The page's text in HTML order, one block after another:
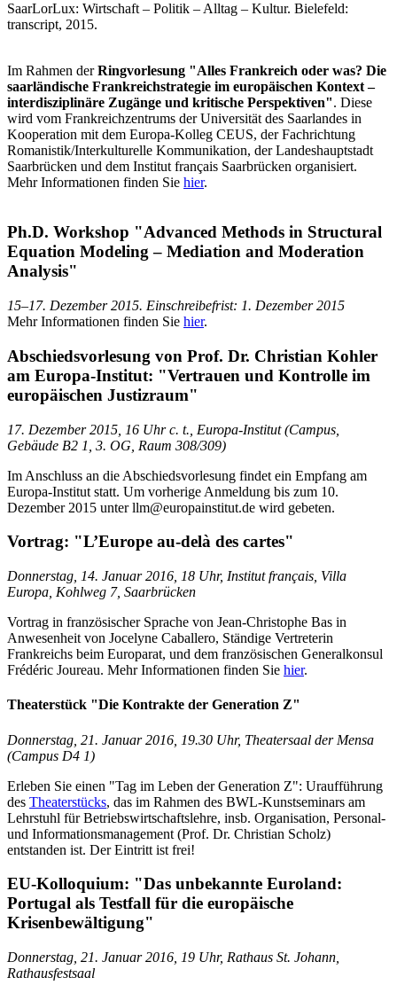
SaarLorLux: Wirtschaft – Politik – Alltag – Kultur. Bielefeld:
transcript, 2015.
Im Rahmen derRingvorlesung "Alles Frankreich oder was? Die
saarländische Frankreichstrategie im europäischen Kontext –
interdisziplinäre Zugänge und kritische Perspektiven". Diese
wird vom Frankreichzentrums der Universität des Saarlandes in
Kooperation mit dem Europa-Kolleg CEUS, der Fachrichtung
Romanistik/Interkulturelle Kommunikation, der Landeshauptstadt
Saarbrücken und dem Institut français Saarbrücken organisiert.
Mehr Informationen finden Sie hier.
Ph.D. Workshop "Advanced Methods in Structural
Equation Modeling – Mediation and Moderation
Analysis"
15–17. Dezember 2015. Einschreibefrist: 1. Dezember 2015
Mehr Informationen finden Sie hier.
Abschiedsvorlesung von Prof. Dr. Christian Kohler
am Europa-Institut: "Vertrauen und Kontrolle im
europäischen Justizraum"
17. Dezember 2015, 16 Uhr c. t., Europa-Institut (Campus,
Gebäude B2 1, 3. OG, Raum 308/309)
Im Anschluss an die Abschiedsvorlesung findet ein Empfang am
Europa-Institut statt. Um vorherige Anmeldung bis zum 10.
Dezember 2015 unter llm@europainstitut.de wird gebeten.
Vortrag: "L’Europe au-delà des cartes"
Donnerstag, 14. Januar 2016, 18 Uhr, Institut français, Villa
Europa, Kohlweg 7, Saarbrücken
Vortrag in französischer Sprache von Jean-Christophe Bas in
Anwesenheit von Jocelyne Caballero, Ständige Vertreterin
Frankreichs beim Europarat, und dem französischen Generalkonsul
Frédéric Joureau. Mehr Informationen finden Sie hier.
Theaterstück "Die Kontrakte der Generation Z"
Donnerstag, 21. Januar 2016, 19.30 Uhr, Theatersaal der Mensa
(Campus D4 1)
Erleben Sie einen "Tag im Leben der Generation Z": Uraufführung
des Theaterstücks, das im Rahmen des BWL-Kunstseminars am
Lehrstuhl für Betriebswirtschaftslehre, insb. Organisation, Personal-
und Informationsmanagement (Prof. Dr. Christian Scholz)
entstanden ist. Der Eintritt ist frei!
EU-Kolloquium: "Das unbekannte Euroland:
Portugal als Testfall für die europäische
Krisenbewältigung"
Donnerstag, 21. Januar 2016, 19 Uhr, Rathaus St. Johann,
Rathausfestsaal